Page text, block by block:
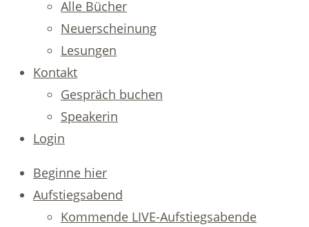
Alle Bücher
Neuerscheinung
Lesungen
Kontakt
Gespräch buchen
Speakerin
Login
Beginne hier
Aufstiegsabend
Kommende LIVE-Aufstiegsabende